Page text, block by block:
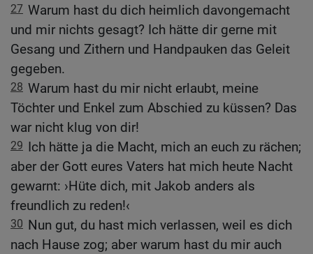
27 Warum hast du dich heimlich davongemacht
und mir nichts gesagt? Ich hätte dir gerne mit
Gesang und Zithern und Handpauken das Geleit
gegeben.
28 Warum hast du mir nicht erlaubt, meine
Töchter und Enkel zum Abschied zu küssen? Das
war nicht klug von dir!
29 Ich hätte ja die Macht, mich an euch zu rächen;
aber der Gott eures Vaters hat mich heute Nacht
gewarnt: ›Hüte dich, mit Jakob anders als
freundlich zu reden!‹
30 Nun gut, du hast mich verlassen, weil es dich
nach Hause zog; aber warum hast du mir auch